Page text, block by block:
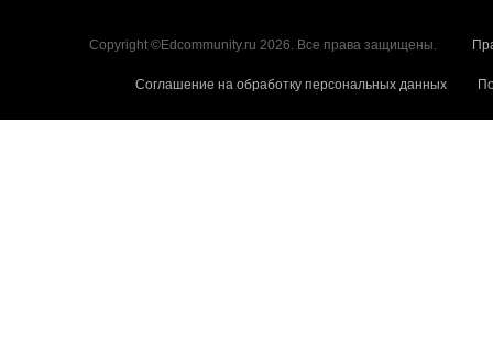
Copyright ©Edcommunity.ru 2026. Все права защищены.
Соглашение на обработку персональных данных